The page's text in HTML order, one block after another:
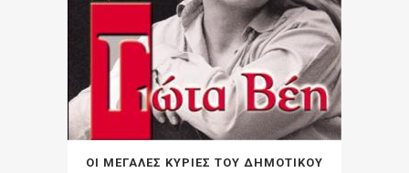
ΟΙ ΜΕΓΑΛΕΣ ΚΥΡΙΕΣ ΤΟΥ ΔΗΜΟΤΙΚΟΥ